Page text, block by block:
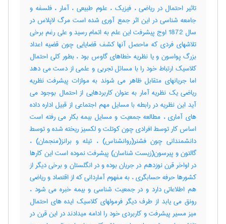
تاثیر احتمال در ریاضی ، فیزیک ، علوم طبیعی ، آمار ، فلسفه و
جامعه شناسی در این اثر جمع آوری شده است مرگ لاپلاس در
سال 1872 اوج پیشرفت این علم به اتمام رسید و علی رغم برخی
تلاشهای فردی که ماحصل آنها کشف قضایایی چون قضیه اعداد
بزرگ پواسون و یا نظریه خطاهای گاوس بود ، بطور کلی احتمال
کلاسیک ارتباط خود را با مسائل تجربی و علمی از دست می دهد
اما جریانهای متقابل ظاهر می شوند به موازات پیشرفت نظریه
ریاضی یک نظریه آمار به عنوان کاربردهایی از احتمال بوجود می
آید این نظریه در رابطه با مسایل مهم اجتماعی از قبیل اداره داده
های آماری ، مطالعه جمعیت و مسایل بیمه بکار می رفته است
اساس کار توسط افرادی چون کوتلت و لکسیز ریخته شده و توسط
دانشمندانی چون فشنر(روانشناس) ، تیله و برانز(منجمان) ،
گالتون و پیرسون(زیست شناسان) پیشرفت نموده است این کارها
در اواخر قرن نوزدهم در جریان بوده و در انگلستان و برخی دیگر از
کشورها حرفه حسابگری ، به مفهوم آماردانی که از اقتصاد و ریاضی
هم اطلاعاتی دارد و در جمعیت شناسی و بیمه خبره می شود ،
رونق می یابد از طرف دیگر فرمولهای کلاسیک ایده های احتمال
میز مسیر پیشرفت و کاربردی خود را ادامه میدادند در این قرن در